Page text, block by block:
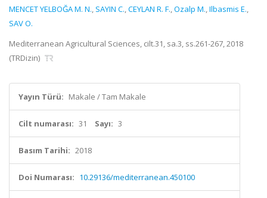
MENCET YELBOĞA M. N., SAYIN C.,CEYLAN R. F.,Ozalp M.,Ilbasmis E.,
SAV O.
Mediterranean Agricultural Sciences, cilt.31, sa.3, ss.261-267, 2018
(TRDizin)
Yayın Türü: Makale / Tam Makale
Cilt numarası: 31 Sayı: 3
Basım Tarihi: 2018
Doi Numarası: 10.29136/mediterranean.450100